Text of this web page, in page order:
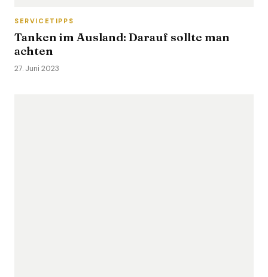
SERVICETIPPS
Tanken im Ausland: Darauf sollte man
achten
27. Juni 2023